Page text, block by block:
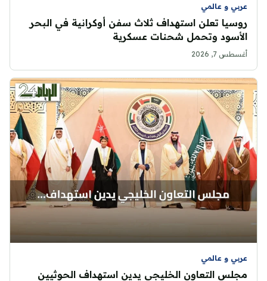
عربي و عالمي
روسيا تعلن استهداف ثلاث سفن أوكرانية في البحر
الأسود وتحمل شحنات عسكرية
أغسطس 7, 2026
عربي و عالمي
مجلس التعاون الخليجي يدين استهداف الحوثيين